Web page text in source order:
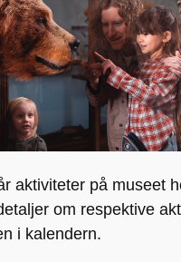
aktiviteter på museet
om respektive
i kalendern.